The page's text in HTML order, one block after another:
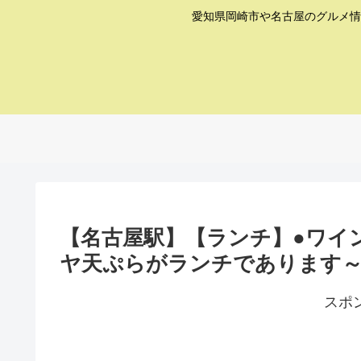
愛知県岡崎市や名古屋のグルメ
【名古屋駅】【ランチ】●ワ
ヤ天ぷらがランチであります
スポ